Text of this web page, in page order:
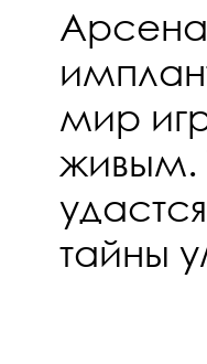
мир
живым.
тайны